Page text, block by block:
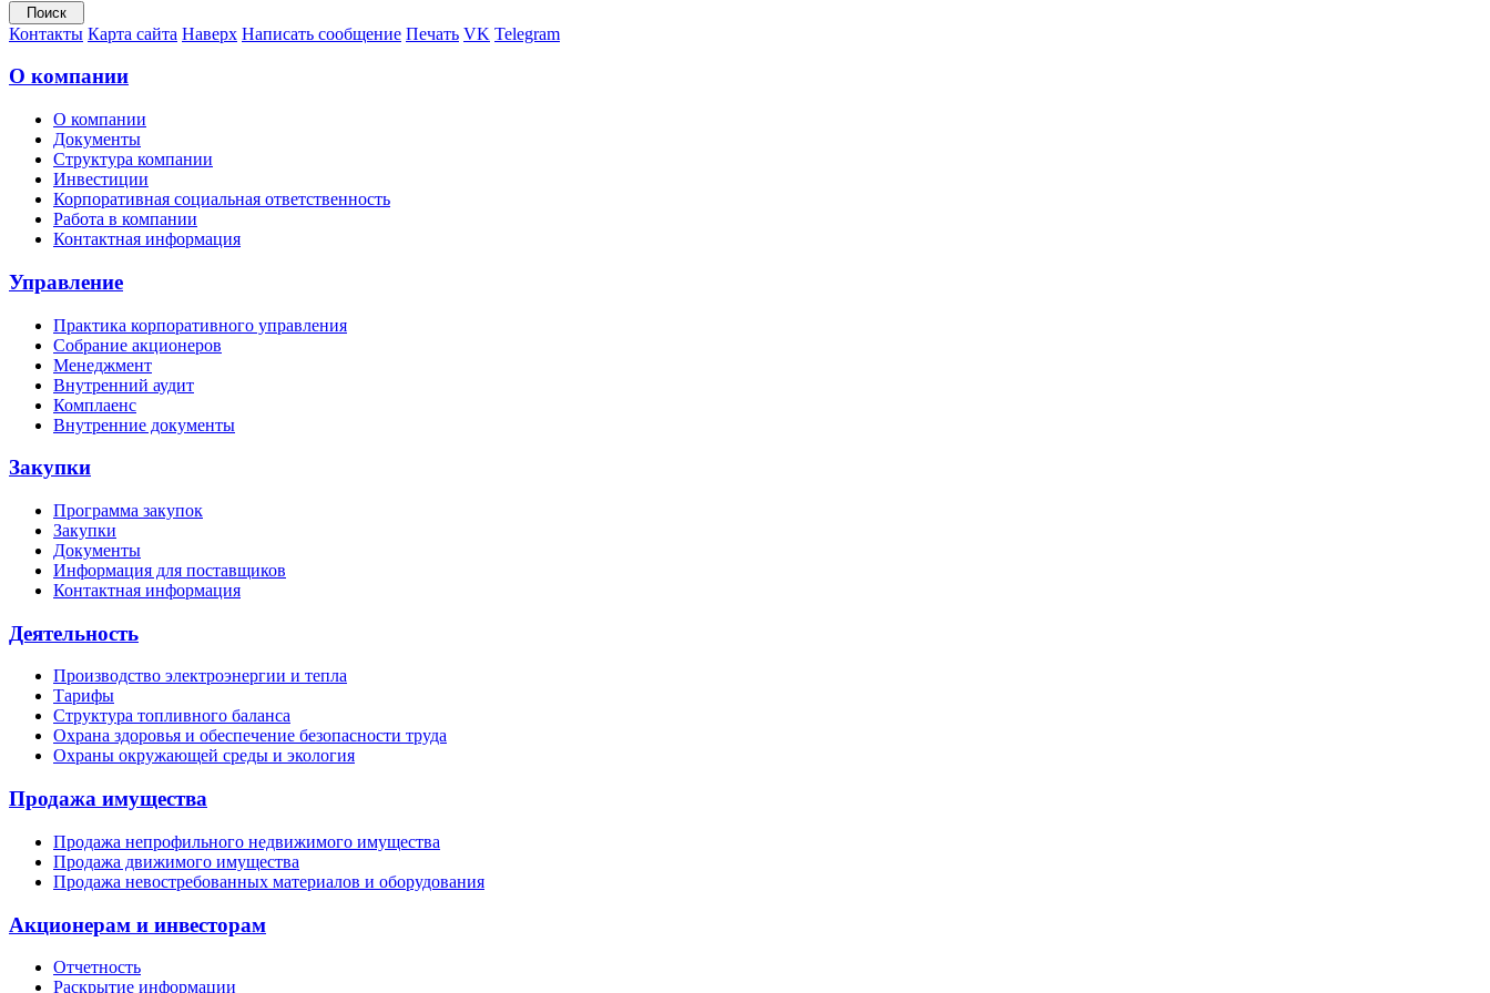
Контакты Карта сайта Наверх Написать сообщение Печать VK Telegram
О компании
О компании
Документы
Структура компании
Инвестиции
Корпоративная социальная ответственность
Работа в компании
Контактная информация
Управление
Практика корпоративного управления
Собрание акционеров
Менеджмент
Внутренний аудит
Комплаенс
Внутренние документы
Закупки
Программа закупок
Закупки
Документы
Информация для поставщиков
Контактная информация
Деятельность
Производство электроэнергии и тепла
Тарифы
Структура топливного баланса
Охрана здоровья и обеспечение безопасности труда
Охраны окружающей среды и экология
Продажа имущества
Продажа непрофильного недвижимого имущества
Продажа движимого имущества
Продажа невостребованных материалов и оборудования
Акционерам и инвесторам
Отчетность
Раскрытие информации